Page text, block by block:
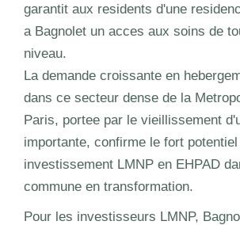
garantit aux residents d'une
a Bagnolet un acces aux soins de
niveau.
La demande croissante en
dans ce secteur dense de la
Paris, portee par le vieillissement
importante, confirme le fort potentiel
investissement LMNP en EHPAD
commune en transformation.
Pour les investisseurs LMNP,